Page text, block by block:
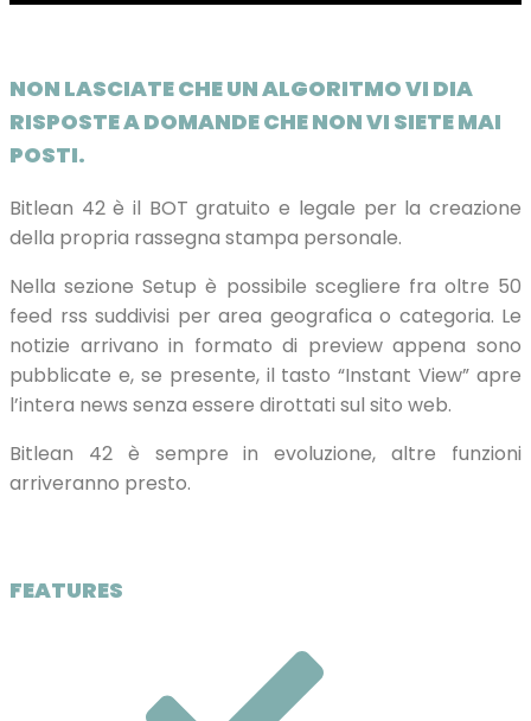
NON LASCIATE CHE UN ALGORITMO VI DIA
RISPOSTE A DOMANDE CHE NON VI SIETE MAI
POSTI.
Bitlean 42 è il BOT gratuito e legale per la creazione
della propria rassegna stampa personale.
Nella sezione Setup è possibile scegliere fra oltre 50
feed rss suddivisi per area geografica o categoria. Le
notizie arrivano in formato di preview appena sono
pubblicate e, se presente, il tasto “Instant View” apre
l’intera news senza essere dirottati sul sito web.
Bitlean 42 è sempre in evoluzione, altre funzioni
arriveranno presto.
FEATURES